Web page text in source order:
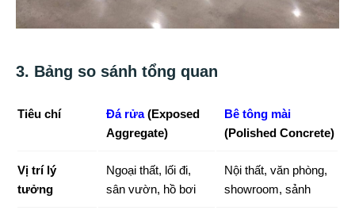
3. Bảng so sánh tổng quan
Tiêu chí Đá rửa(Exposed
Aggregate)
Bê tông mài
(Polished Concrete)
Vị trí lý
tưởng
Ngoại thất, lối đi,
sân vườn, hồ bơi
Nội thất, văn phòng,
showroom, sảnh